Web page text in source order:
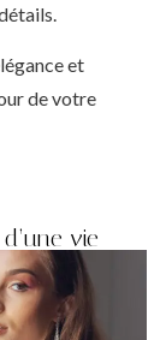
et
de votre
vie